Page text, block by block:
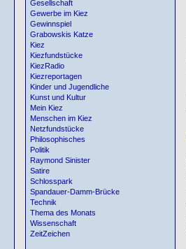
Gesellschaft
Gewerbe im Kiez
Gewinnspiel
Grabowskis Katze
Kiez
Kiezfundstücke
KiezRadio
Kiezreportagen
Kinder und Jugendliche
Kunst und Kultur
Mein Kiez
Menschen im Kiez
Netzfundstücke
Philosophisches
Politik
Raymond Sinister
Satire
Schlosspark
Spandauer-Damm-Brücke
Technik
Thema des Monats
Wissenschaft
ZeitZeichen